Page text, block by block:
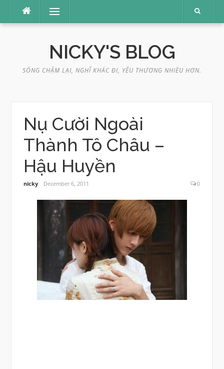
content
Menu
NICKY'S BLOG
SỐNG CHẬM LẠI, NGHĨ KHÁC ĐI, YÊU THƯƠNG NHIỀU HƠN.
Nụ Cười Ngoài
Thành Tô Châu –
Hậu Huyền
nicky December 6, 2011 0